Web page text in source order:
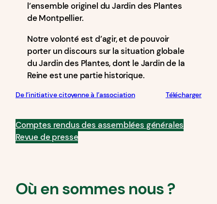
l’ensemble originel du Jardin des Plantes
de Montpellier.
Notre volonté est d’agir, et de pouvoir
porter un discours sur la situation globale
du Jardin des Plantes, dont le Jardin de la
Reine est une partie historique.
De l’initiative citoyenne à l’association Télécharger
Comptes rendus des assemblées générales
Revue de presse
Où en sommes nous ?